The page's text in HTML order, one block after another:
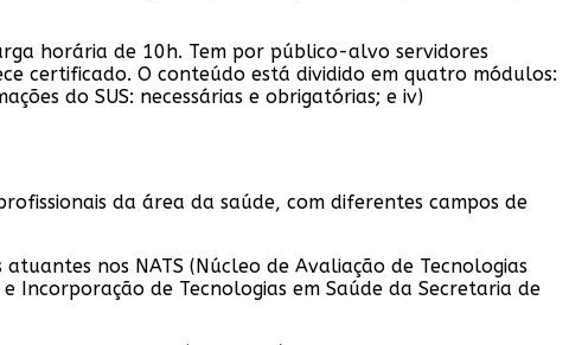
horária de 10h. Tem por público-alvo servidores
certificado. O conteúdo está dividido em quatro módulos:
do SUS: necessárias e obrigatórias; e iv)
da área da saúde, com diferentes campos de
nos NATS (Núcleo de Avaliação de Tecnologias
Incorporação de Tecnologias em Saúde da Secretaria de